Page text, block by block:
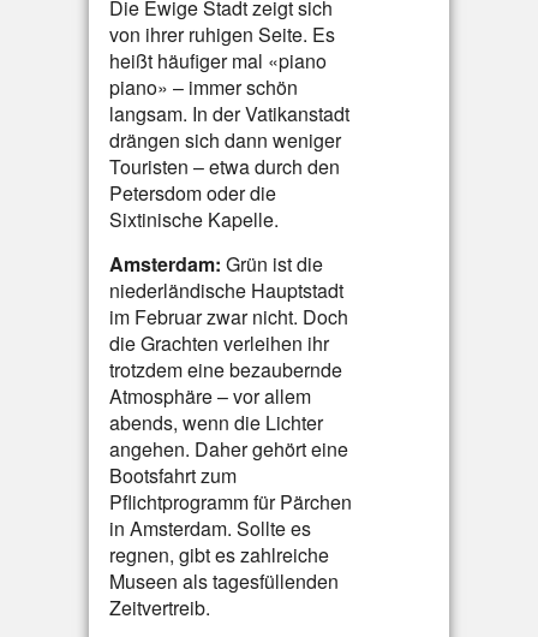
Die Ewige Stadt zeigt sich
von ihrer ruhigen Seite. Es
heißt häufiger mal «piano
piano» – immer schön
langsam. In der Vatikanstadt
drängen sich dann weniger
Touristen – etwa durch den
Petersdom oder die
Sixtinische Kapelle.
Amsterdam: Grün ist die
niederländische Hauptstadt
im Februar zwar nicht. Doch
die Grachten verleihen ihr
trotzdem eine bezaubernde
Atmosphäre – vor allem
abends, wenn die Lichter
angehen. Daher gehört eine
Bootsfahrt zum
Pflichtprogramm für Pärchen
in Amsterdam. Sollte es
regnen, gibt es zahlreiche
Museen als tagesfüllenden
Zeitvertreib.